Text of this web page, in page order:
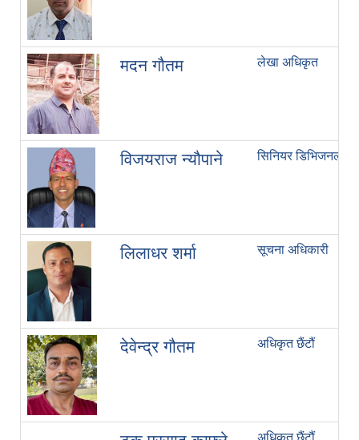
मदन गौतम लेखा अधिकृत
विजयराज न्यौपाने सिनियर डिभिजनल
लिलाधर शर्मा सूचना अधिकारी
देवेन्द्र गौतम अधिकृत छैंटौं